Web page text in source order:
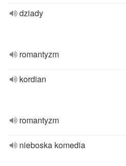
dziady
romantyzm
kordian
romantyzm
nieboska komedia